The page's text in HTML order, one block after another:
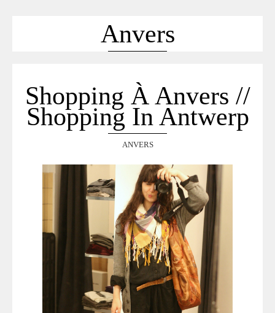
VOYAGES
ARCHIVES
Anvers
Shopping À Anvers //
Shopping In Antwerp
ANVERS